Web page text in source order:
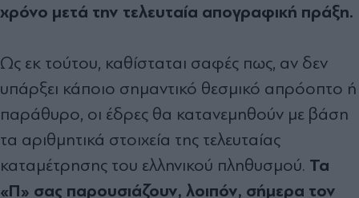
χρόνο µετά την τελευταία απογραφική πράξη.
Ως εκ τούτου, καθίσταται σαφές πως, αν δεν
υπάρξει κάποιο σηµαντικό θεσµικό απρόοπτο ή
παράθυρο, οι έδρες θα κατανεµηθούν µε βάση
τα αριθµητικά στοιχεία της τελευταίας
καταµέτρησης του ελληνικού πληθυσµού. Τα
«Π» σας παρουσιάζουν, λοιπόν, σήµερα τον